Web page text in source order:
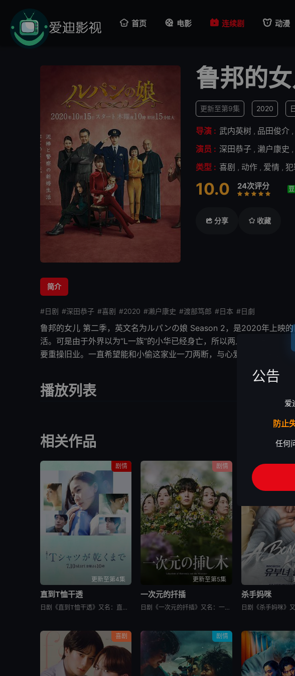
首页 电影 连续剧 动漫
鲁邦的
更新至第9集 2020
导演 : 武内英树 , 品田俊介 ,
演员 : 深田恭子 , 濑户康史 ,
类型 : 喜剧 , 动作 , 爱情 ,
10.0 24次评分
很差
较差还行推荐
力荐
豆
分享 收藏
简介
#日剧 #深田恭子 #喜剧 #2020 #濑户康史 #渡部笃郎 #日本 #日劇
鲁邦的女儿 第二季 ，英文名为ルパンの娘 Season 2，是2020年上映
活。可是由于外界以为“L一族”的小华已经身亡，所以两人无法登记结
要重操旧业。一直希望能和小偷这家业一刀两断，与心爱的和马渡过安
播放列表
相关作品
剧情
更新至第4集
直到T恤干透
日剧《直到T恤干透》又名：直到T恤干了为止(台),T恤晾干为止,T恤渐干,Until the T-Shirt Dries,Ｔシャツが乾くまで，讲述了：40岁的杂志编辑咲子（苍井优 饰）原本深信自己拥有
剧情
更新至第5集
一次元的扦插
日剧《一次元的扦插》又名：一次元的紫阳花,Labyrinth of Hortensia and the Minotaur,一次元の挿し木，讲述了：遗传学研究室的博士生七濑悠（山田凉介 饰）一直无法走出
杀手妈咪
喜剧 剧情
公告
爱
防止
任何